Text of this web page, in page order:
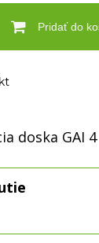
Pridať do
doska GAI 4